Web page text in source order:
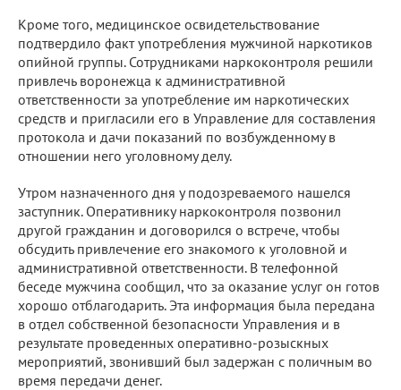
Кроме того, медицинское освидетельствование
подтвердило факт употребления мужчиной наркотиков
опийной группы. Сотрудниками наркоконтроля решили
привлечь воронежца к административной
ответственности за употребление им наркотических
средств и пригласили его в Управление для составления
протокола и дачи показаний по возбужденному в
отношении него уголовному делу.
Утром назначенного дня у подозреваемого нашелся
заступник. Оперативнику наркоконтроля позвонил
другой гражданин и договорился о встрече, чтобы
обсудить привлечение его знакомого к уголовной и
административной ответственности. В телефонной
беседе мужчина сообщил, что за оказание услуг он готов
хорошо отблагодарить. Эта информация была передана
в отдел собственной безопасности Управления и в
результате проведенных оперативно-розыскных
мероприятий, звонивший был задержан с поличным во
время передачи денег.